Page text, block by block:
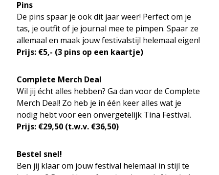
Pins
De pins spaar je ook dit jaar weer! Perfect om je
tas, je outfit of je journal mee te pimpen. Spaar ze
allemaal en maak jouw festivalstijl helemaal eigen!
Prijs: €5,- (3 pins op een kaartje)
Complete Merch Deal
Wil jij écht alles hebben? Ga dan voor de Complete
Merch Deal! Zo heb je in één keer alles wat je
nodig hebt voor een onvergetelijk Tina Festival.
Prijs: €29,50 (t.w.v. €36,50)
Bestel snel!
Ben jij klaar om jouw festival helemaal in stijl te